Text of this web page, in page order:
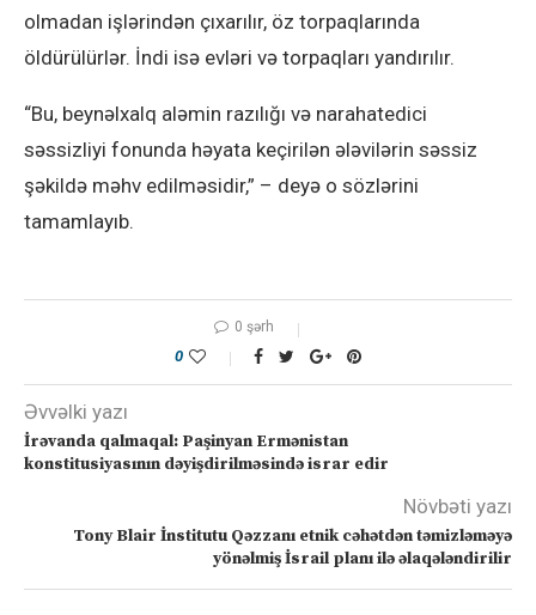
olmadan işlərindən çıxarılır, öz torpaqlarında
öldürülürlər. İndi isə evləri və torpaqları yandırılır.
“Bu, beynəlxalq aləmin razılığı və narahatedici
səssizliyi fonunda həyata keçirilən ələvilərin səssiz
şəkildə məhv edilməsidir,” – deyə o sözlərini
tamamlayıb.
0 şərh
0
Əvvəlki yazı
İrəvanda qalmaqal: Paşinyan Ermənistan
konstitusiyasının dəyişdirilməsində israr edir
Növbəti yazı
Tony Blair İnstitutu Qəzzanı etnik cəhətdən təmizləməyə
yönəlmiş İsrail planı ilə əlaqələndirilir